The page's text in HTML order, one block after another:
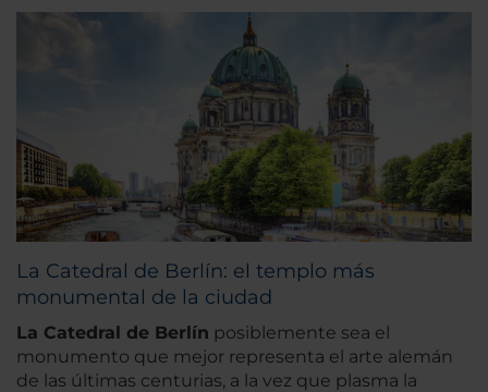
La Catedral de Berlín: el templo más
monumental de la ciudad
La Catedral de Berlín posiblemente sea el
monumento que mejor representa el arte alemán
de las últimas centurias, a la vez que plasma la